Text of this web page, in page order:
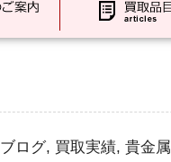
ブログ, 買取実績, 貴金属